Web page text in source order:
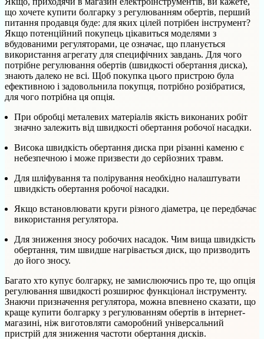
що хочете купити болгарку з регулюванням обертів, перший
питання продавця буде: для яких цілей потрібен інструмент?
Якщо потенційний покупець цікавиться моделями з
вбудованими регуляторами, це означає, що планується
використання агрегату для специфічних завдань. Для чого
потрібне регулювання обертів (швидкості обертання диска),
знають далеко не всі. Щоб покупка цього пристрою була
ефективною і задовольнила покупця, потрібно розібратися,
для чого потрібна ця опція.
При обробці металевих матеріалів якість виконаних робіт
значно залежить від швидкості обертання робочої насадки.
Висока швидкість обертання диска при різанні каменю є
небезпечною і може призвести до серйозних травм.
Для шліфування та полірування необхідно налаштувати
швидкість обертання робочої насадки.
Якщо встановлювати круги різного діаметра, це передбачає
використання регулятора.
Для зниження зносу робочих насадок. Чим вища швидкість
обертання, тим швидше нагрівається диск, що призводить
до його зносу.
Багато хто купує болгарку, не замислюючись про те, що опція
регулювання швидкості розширює функціонал інструменту.
Знаючи призначення регулятора, можна впевнено сказати, що
краще купити болгарку з регулюванням обертів в інтернет-
магазині, ніж виготовляти саморобний універсальний
пристрій для зниження частоти обертання дисків.